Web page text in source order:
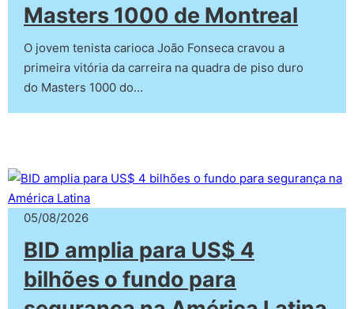
Masters 1000 de Montreal
O jovem tenista carioca João Fonseca cravou a
primeira vitória da carreira na quadra de piso duro
do Masters 1000 do…
05/08/2026
BID amplia para US$ 4
bilhões o fundo para